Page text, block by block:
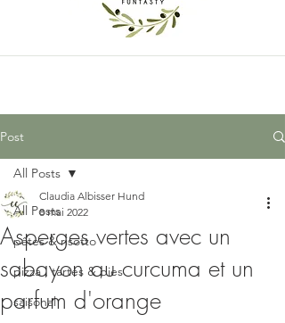
Post
All Posts
pâtes & risotto
pizza , tartes & pies
saisonal
All Posts
Asperges vertes avec un
sabayon au curcuma et un
parfum d'orange
Claudia Albisser Hund
8 mai 2022